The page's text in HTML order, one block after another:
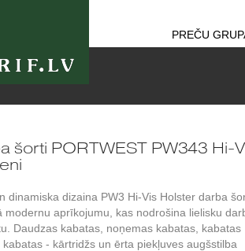
PREČU
šorti PORTWEST PW343 Hi-
dinamiska dizaina PW3 Hi-Vis Holster darba
modernu aprīkojumu, kas nodrošina lielisku
Daudzas kabatas, noņemas kabatas, kabatas
kabatas - kārtridžs un ērta piekļuves augšstilba